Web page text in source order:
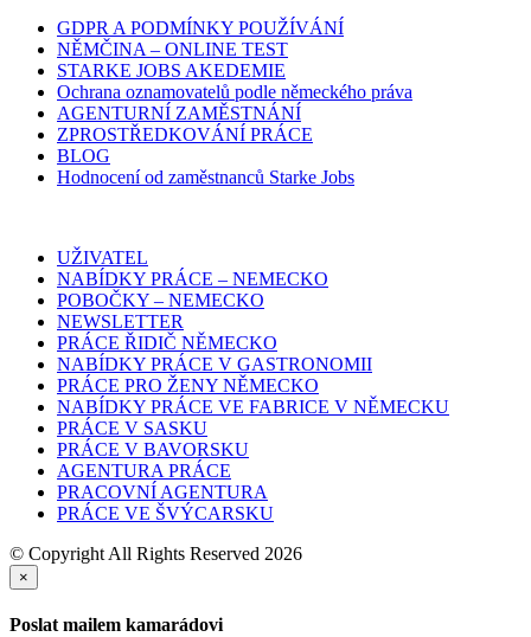
GDPR A PODMÍNKY POUŽÍVÁNÍ
NĚMČINA – ONLINE TEST
STARKE JOBS AKEDEMIE
Ochrana oznamovatelů podle německého práva
BLOG
Hodnocení od zaměstnanců Starke Jobs
UŽIVATEL
NABÍDKY PRÁCE – NEMECKO
POBOČKY – NEMECKO
NEWSLETTER
PRÁCE ŘIDIČ NĚMECKO
NABÍDKY PRÁCE V GASTRONOMII
PRÁCE PRO ŽENY NĚMECKO
NABÍDKY PRÁCE VE FABRICE V NĚMECKU
PRÁCE V SASKU
AGENTURA PRÁCE